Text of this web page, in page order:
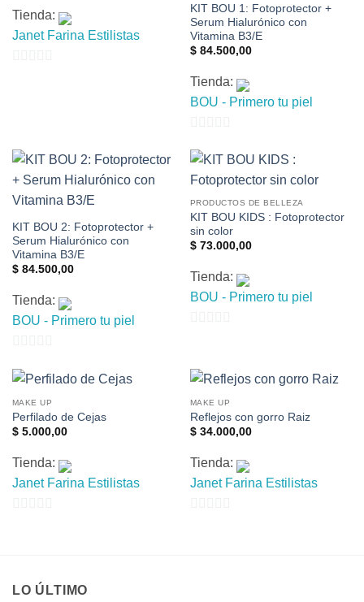
Tienda:
Janet Farina Estilistas
KIT BOU 1: Fotoprotector +
Serum Hialurónico con
Vitamina B3/E
$84.500,00
Tienda:
BOU - Primero tu piel
de
5
KIT BOU 2: Fotoprotector +
Serum Hialurónico con
Vitamina B3/E
$84.500,00
Tienda:
BOU - Primero tu piel
de
5
PRODUCTOS DE BELLEZA
KIT BOU KIDS : Fotoprotector
sin color
$73.000,00
Tienda:
BOU - Primero tu piel
5
MAKE UP
Perfilado de Cejas
$5.000,00
Tienda:
Janet Farina Estilistas
MAKE UP
Reflejos con gorro Raiz
$34.000,00
Tienda:
Janet Farina Estilistas
LO ÚLTIMO